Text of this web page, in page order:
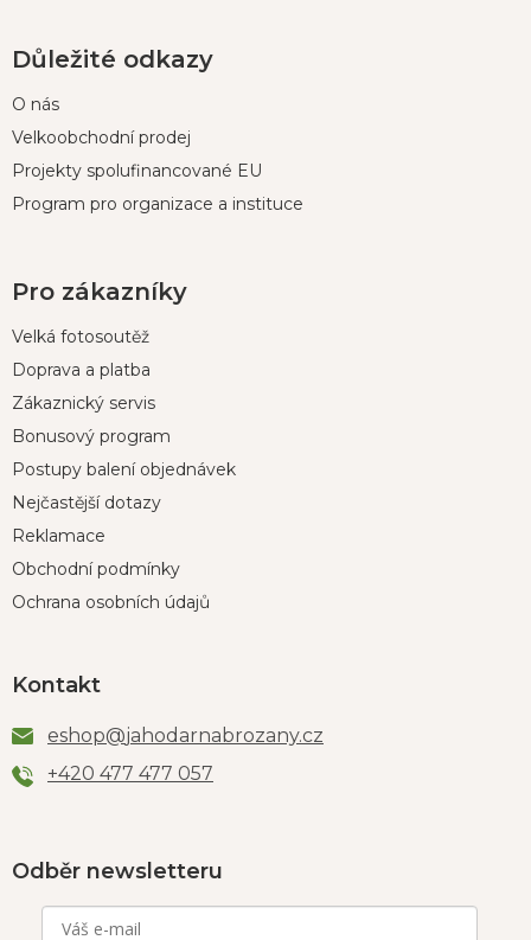
Důležité odkazy
O nás
Velkoobchodní prodej
Projekty spolufinancované EU
Program pro organizace a instituce
Pro zákazníky
Velká fotosoutěž
Doprava a platba
Zákaznický servis
Bonusový program
Postupy balení objednávek
Nejčastější dotazy
Reklamace
Obchodní podmínky
Ochrana osobních údajů
Kontakt
eshop@jahodarnabrozany.cz
+420 477 477 057
Odběr newsletteru